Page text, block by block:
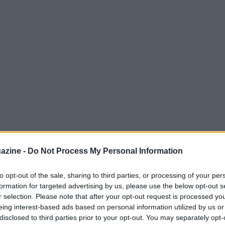
- Do Not Process My Personal Information
opt-out of the sale, sharing to third parties, or processing of your
for targeted advertising by us, please use the below opt-out
selection. Please note that after your opt-out request is processed
interest-based ads based on personal information utilized by us
to third parties prior to your opt-out. You may separately
più forti d’Italia e d’Europa. La fama
la carriera da scrittore tanto che